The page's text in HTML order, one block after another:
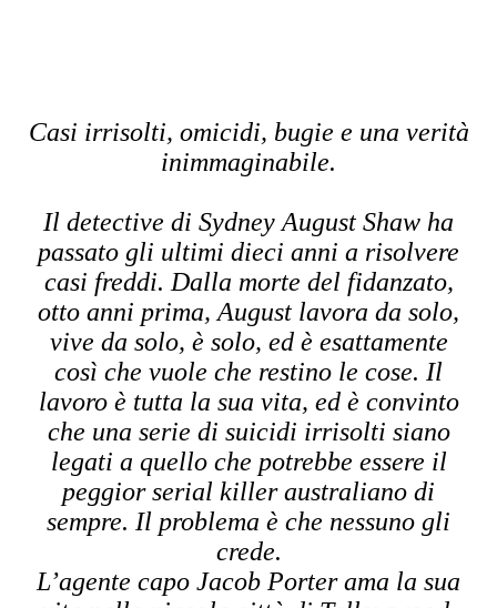
Casi irrisolti, omicidi, bugie e una verità
inimmaginabile.
Il detective di Sydney August Shaw ha
passato gli ultimi dieci anni a risolvere
casi freddi. Dalla morte del fidanzato,
otto anni prima, August lavora da solo,
vive da solo, è solo, ed è esattamente
così che vuole che restino le cose. Il
lavoro è tutta la sua vita, ed è convinto
che una serie di suicidi irrisolti siano
legati a quello che potrebbe essere il
peggior serial killer australiano di
sempre. Il problema è che nessuno gli
crede.
L’agente capo Jacob Porter ama la sua